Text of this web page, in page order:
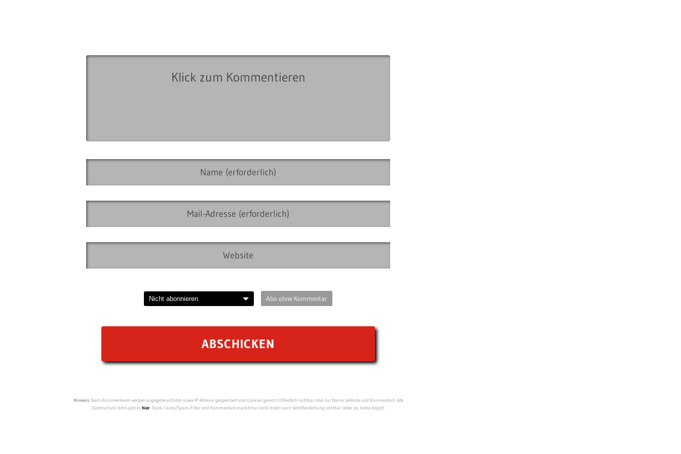
Abo ohne Kommentar
Hinweis:Beim Kommentieren werden angegebene Daten sowie IP-Adresse gespeichert und Cookies gesetzt (öffentlich sichtbar sind nur Name, Website und Kommentar). Alle
Datenschutz-Infos gibt eshier. Dank Cache/Spam-Filter sind Kommentare manchmal nicht direkt nach Veröffentlichung sichtbar (aber da, keine Angst).